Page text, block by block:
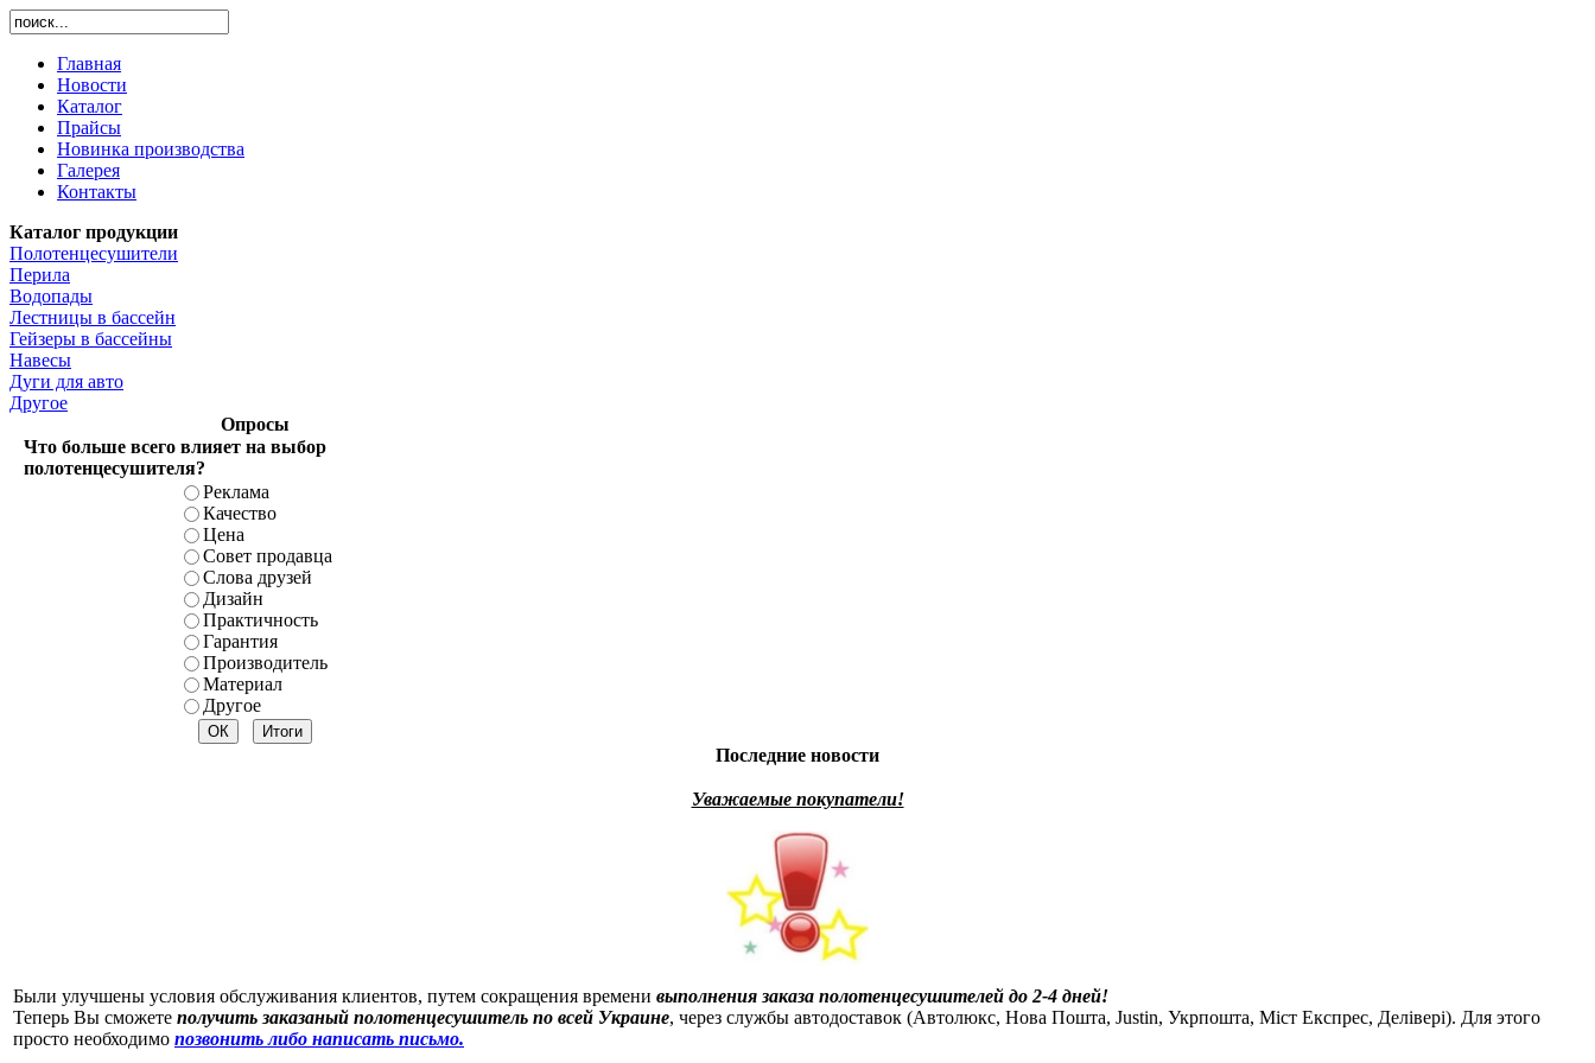
Главная
Новости
Каталог
Прайсы
Новинка производства
Галерея
Контакты
Каталог продукции
Полотенцесушители
Перила
Водопады
Лестницы в бассейн
Гейзеры в бассейны
Навесы
Дуги для авто
Другое
Опросы
Что больше всего влияет на выбор
полотенцесушителя?
Реклама
Качество
Цена
Совет продавца
Слова друзей
Дизайн
Практичность
Гарантия
Производитель
Материал
Другое
Последние новости
Уважаемые покупатели!
Были улучшены условия обслуживания клиентов, путем сокращения времени выполнения заказа полотенцесушителей до 2-4 дней!
Теперь Вы сможете получить заказаный полотенцесушитель по всей Украине, через службы автодоставок (Автолюкс, Нова Пошта, Justin, Укрпошта, Міст Експрес, Делівері). Для этого
просто необходимо позвонить либо написать письмо.